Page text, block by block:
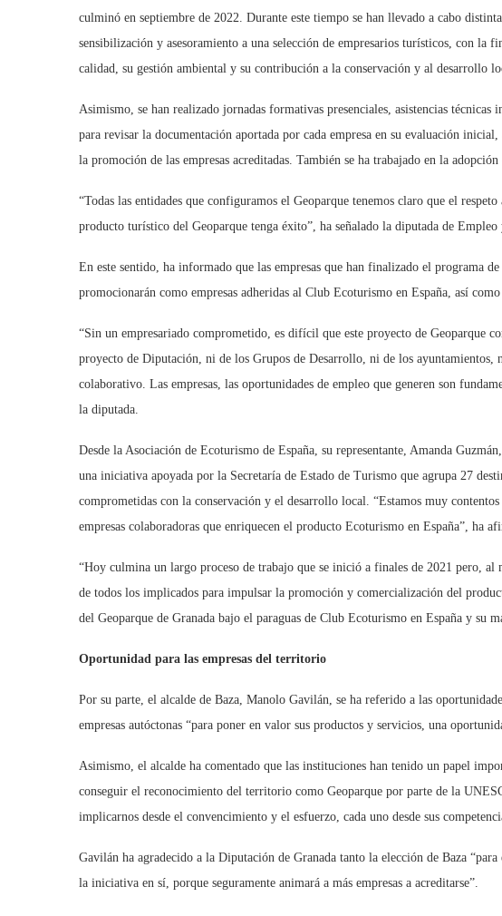
culminó en septiembre de 2022. Durante este tiempo se han llevado a cabo
sensibilización y asesoramiento a una selección de empresarios turísticos, con la
calidad, su gestión ambiental y su contribución a la conservación y al desarrollo
Asimismo, se han realizado jornadas formativas presenciales, asistencias técnicas
para revisar la documentación aportada por cada empresa en su evaluación
la promoción de las empresas acreditadas. También se ha trabajado en la
“Todas las entidades que configuramos el Geoparque tenemos claro que el
producto turístico del Geoparque tenga éxito”, ha señalado la diputada de
En este sentido, ha informado que las empresas que han finalizado el programa
promocionarán como empresas adheridas al Club Ecoturismo en España, así
“Sin un empresariado comprometido, es difícil que este proyecto de Geoparque
proyecto de Diputación, ni de los Grupos de Desarrollo, ni de los ayuntamientos,
colaborativo. Las empresas, las oportunidades de empleo que generen son
la diputada.
Desde la Asociación de Ecoturismo de España, su representante, Amanda
una iniciativa apoyada por la Secretaría de Estado de Turismo que agrupa 27
comprometidas con la conservación y el desarrollo local. “Estamos muy
empresas colaboradoras que enriquecen el producto Ecoturismo en España”, ha
“Hoy culmina un largo proceso de trabajo que se inició a finales de 2021 pero,
de todos los implicados para impulsar la promoción y comercialización del
del Geoparque de Granada bajo el paraguas de Club Ecoturismo en España y su
Oportunidad para las empresas del territorio
Por su parte, el alcalde de Baza, Manolo Gavilán, se ha referido a las
empresas autóctonas “para poner en valor sus productos y servicios, una
Asimismo, el alcalde ha comentado que las instituciones han tenido un papel
conseguir el reconocimiento del territorio como Geoparque por parte de la
implicarnos desde el convencimiento y el esfuerzo, cada uno desde sus
Gavilán ha agradecido a la Diputación de Granada tanto la elección de Baza
la iniciativa en sí, porque seguramente animará a más empresas a acreditarse”.